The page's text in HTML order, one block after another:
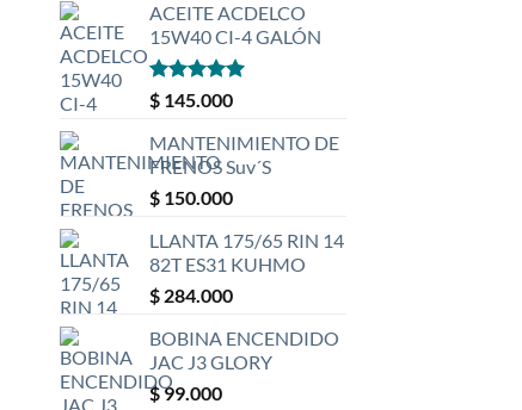
ACEITE ACDELCO
15W40 CI-4 GALÓN
Valorado
con
$ 145.000
MANTENIMIENTO DE
FRENOS Suv´S
$ 150.000
LLANTA 175/65 RIN 14
82T ES31 KUHMO
$ 284.000
BOBINA ENCENDIDO
JAC J3 GLORY
$99.000